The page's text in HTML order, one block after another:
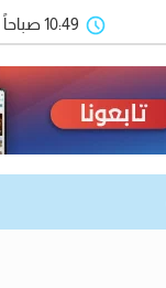
10:49 صباحاً